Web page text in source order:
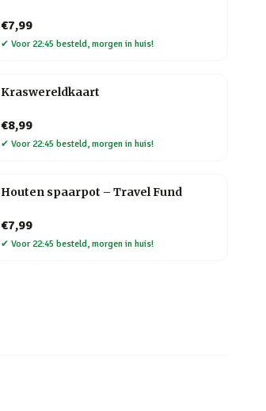
€7,99
✔ Voor 22:45 besteld, morgen in huis!
Kraswereldkaart
€8,99
✔ Voor 22:45 besteld, morgen in huis!
Houten spaarpot – Travel Fund
€7,99
✔ Voor 22:45 besteld, morgen in huis!